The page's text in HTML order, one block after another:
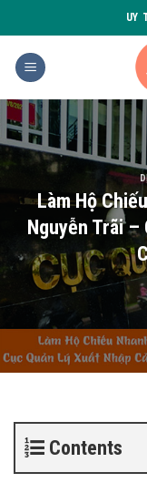
to
content
UY
Làm Hộ
Nguyễn Trãi –
Contents